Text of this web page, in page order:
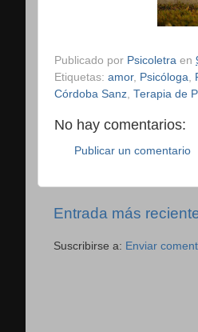
Publicado por Psicoletra en
Etiquetas: amor, Psicóloga
Córdoba Sanz Terapia de
No hay comentarios:
Publicar un comentario
Entrada más
Suscribirse a: Enviar